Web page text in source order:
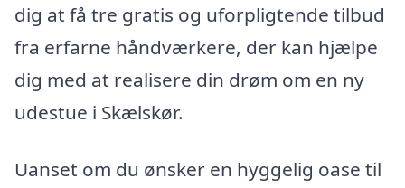
dig at få tre gratis og uforpligtende tilbud
fra erfarne håndværkere, der kan hjælpe
dig med at realisere din drøm om en ny
udestue i Skælskør.
Uanset om du ønsker en hyggelig oase til